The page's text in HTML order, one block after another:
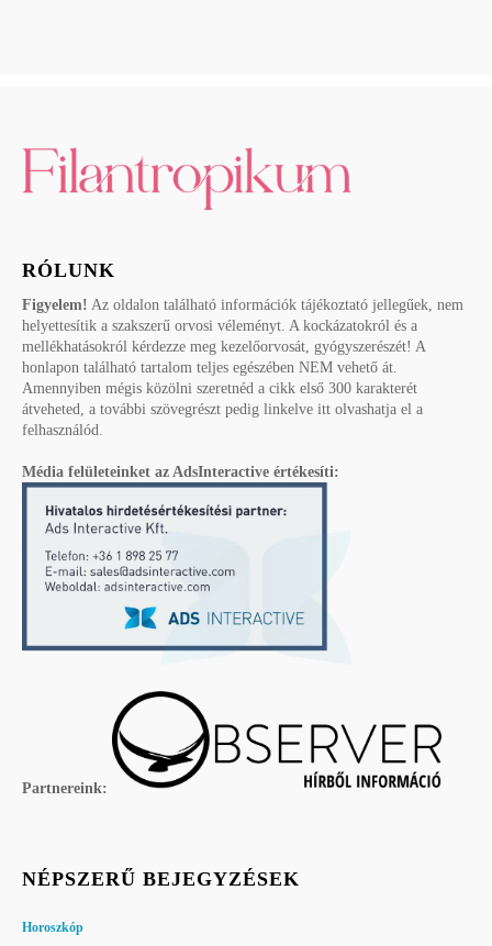
RÓLUNK
Figyelem! Az oldalon található információk tájékoztató jellegűek, nem
helyettesítik a szakszerű orvosi véleményt. A kockázatokról és a
mellékhatásokról kérdezze meg kezelőorvosát, gyógyszerészét! A
honlapon található tartalom teljes egészében NEM vehető át.
Amennyiben mégis közölni szeretnéd a cikk első 300 karakterét
átveheted, a további szövegrészt pedig linkelve itt olvashatja el a
felhasználód.
Média felületeinket az AdsInteractive értékesíti:
Partnereink:
NÉPSZERŰ BEJEGYZÉSEK
Horoszkóp